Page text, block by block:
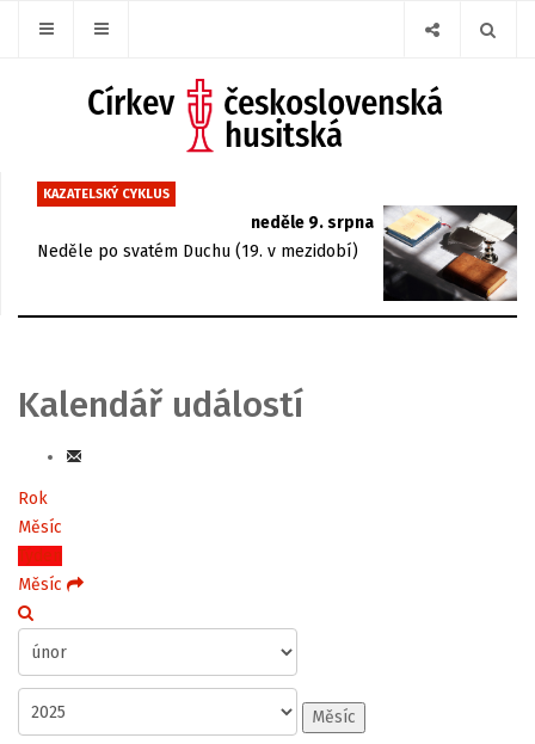
KAZATELSKÝ CYKLUS
neděle 9. srpna
Neděle po svatém Duchu (19. v mezidobí)
Kalendář událostí
Rok
Měsíc
Týden
Měsíc
Měsíc